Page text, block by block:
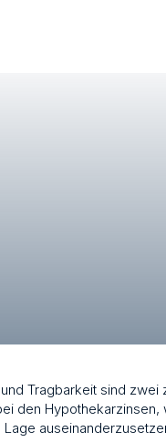
Tragbarkeit sind
den
Lage